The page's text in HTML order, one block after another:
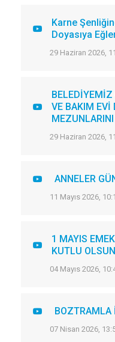
Karne
Doyasıya
29 Haziran 2026,
BELEDİYEMİZ
VE BAKIM EVİ
29 Haziran 2026,
ANNELER
11 Mayıs 2026,
1 MAYIS
KUTLU
04 Mayıs 2026,
BOZTRAMLA
07 Nisan 2026,